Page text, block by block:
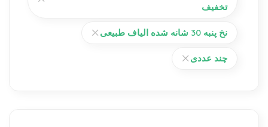
تخفیف
نخ پنبه 30 شانه شده الیاف طبیعی
چند عددی